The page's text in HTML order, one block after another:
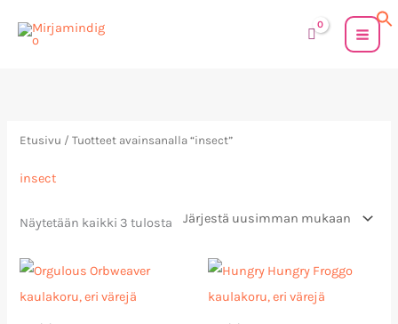
sisältöön
Etusivu / Tuotteet avainsanalla “insect”
insect
Näytetään kaikki 3 tulosta